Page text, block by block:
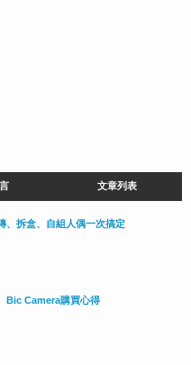
文章列表
、拆盒、自組人偶一次搞定
Bic Camera購買心得